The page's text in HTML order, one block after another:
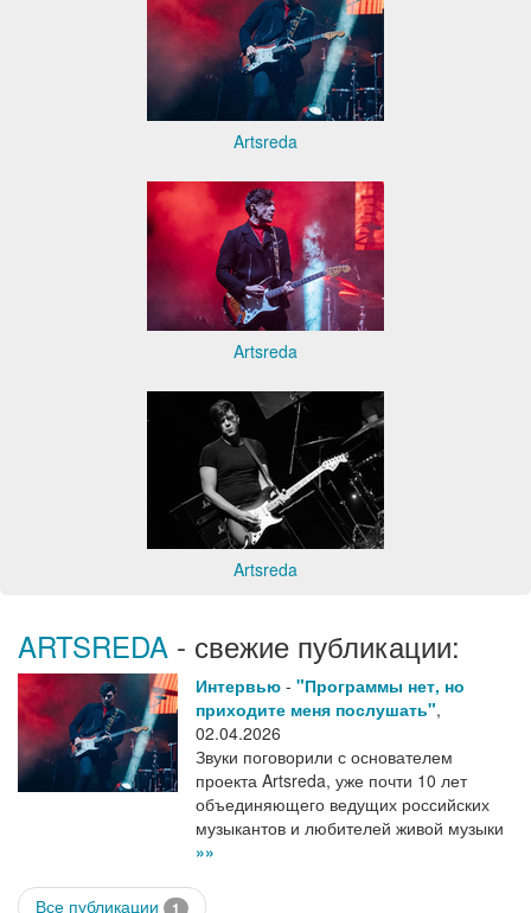
Artsreda
Artsreda
Artsreda
ARTSREDA - свежие публикации:
Интервью - "Программы нет, но
приходите меня послушать",
02.04.2026
Звуки поговорили с основателем
проекта Artsreda, уже почти 10 лет
объединяющего ведущих российских
музыкантов и любителей живой музыки
»»
Все публикации 1